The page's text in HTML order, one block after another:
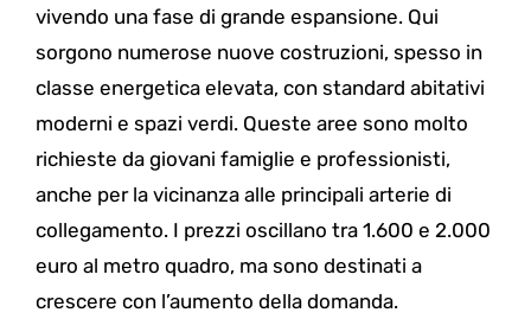
vivendo una fase di grande espansione. Qui
sorgono numerose nuove costruzioni, spesso in
classe energetica elevata, con standard abitativi
moderni e spazi verdi. Queste aree sono molto
richieste da giovani famiglie e professionisti,
anche per la vicinanza alle principali arterie di
collegamento. I prezzi oscillano tra 1.600 e 2.000
euro al metro quadro, ma sono destinati a
crescere con l’aumento della domanda.